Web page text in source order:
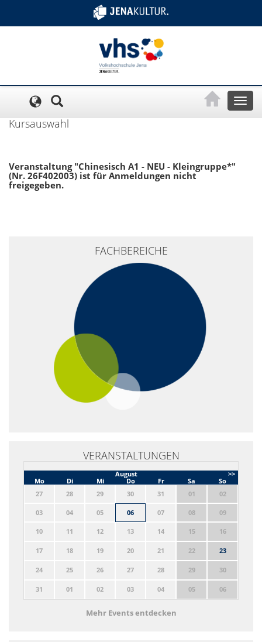
Toggle
Kursauswahl
Veranstaltung "Chinesisch A1 - NEU - Kleingruppe*"
(Nr. 26F402003) ist für Anmeldungen nicht
freigegeben.
FACHBEREICHE
VERANSTALTUNGEN
>>
August
Mo
Di Mi Do Fr Sa
So
27
28 29 30 31 01 02
03 04 05 06 07 08 09
10 11 12 13 14 15 16
17 18 19 20 21 22 23
24 25 26 27 28 29 30
31 01 02 03 04 05 06
Mehr Events entdecken